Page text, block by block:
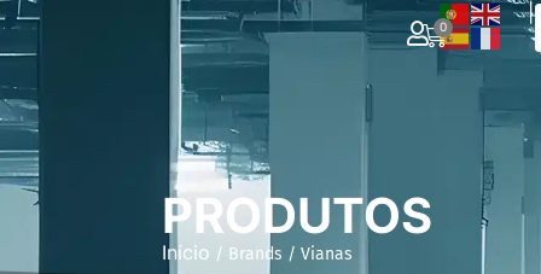
0
|
PRODUTOS
Início / Brands / Vianas